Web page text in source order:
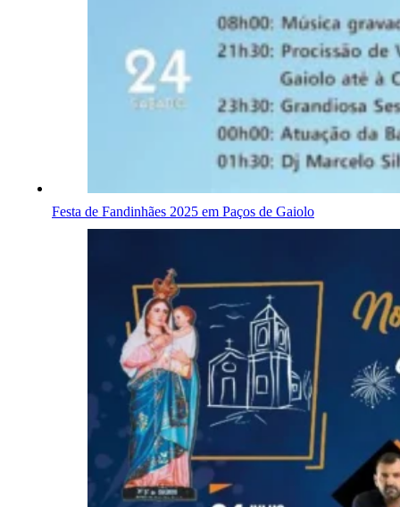
Festa de Fandinhães 2025 em Paços de Gaiolo